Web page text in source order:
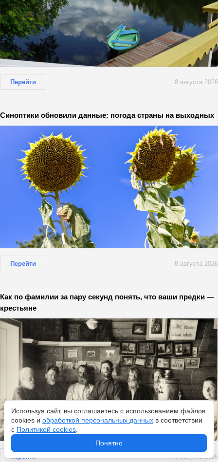
Перейти 8 августа 2026
Синоптики обновили данные: погода страны на выходных
Перейти 8 августа 2026
Как по фамилии за пару секунд понять, что ваши предки —
крестьяне
Перейти 8 августа 2026
Используя сайт, вы соглашаетесь с использованием файлов
cookies и обработкой персональных данных в соответствии
с Политикой cookies
Понятно